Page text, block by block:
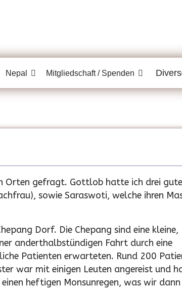
Nepal Mitgliedschaft / Spenden
Orten gefragt. Gottlob hatte ich drei gute
sowie Saraswoti, welche ihren
Dorf. Die Chepang sind eine kleine,
anderthalbstündigen Fahrt durch eine
Patienten erwarteten. Rund 200
war mit einigen Leuten angereist und
heftigen Monsunregen, was wir